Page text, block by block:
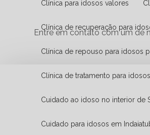
Entre em contato com um de
Clínica para idosos valores
Clínica de recuperação para
Clínica de repouso para idosos
Clínica de tratamento para idosos
Cuidado ao idoso no interior de
Cuidado para idosos em